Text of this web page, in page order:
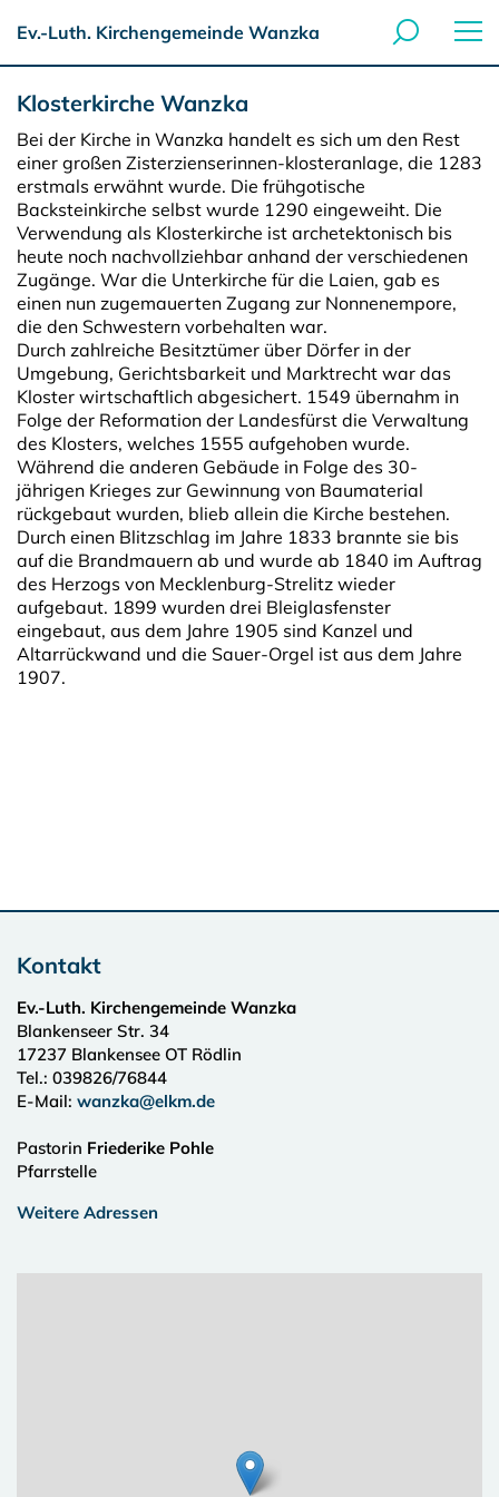
Ev.-Luth. Kirchengemeinde Wanzka
Klosterkirche Wanzka
Bei der Kirche in Wanzka handelt es sich um den Rest
einer großen Zisterzienserinnen-klosteranlage, die 1283
erstmals erwähnt wurde. Die frühgotische
Backsteinkirche selbst wurde 1290 eingeweiht. Die
Verwendung als Klosterkirche ist archetektonisch bis
heute noch nachvollziehbar anhand der verschiedenen
Zugänge. War die Unterkirche für die Laien, gab es
einen nun zugemauerten Zugang zur Nonnenempore,
die den Schwestern vorbehalten war.
Durch zahlreiche Besitztümer über Dörfer in der
Umgebung, Gerichtsbarkeit und Marktrecht war das
Kloster wirtschaftlich abgesichert. 1549 übernahm in
Folge der Reformation der Landesfürst die Verwaltung
des Klosters, welches 1555 aufgehoben wurde.
Während die anderen Gebäude in Folge des 30-
jährigen Krieges zur Gewinnung von Baumaterial
rückgebaut wurden, blieb allein die Kirche bestehen.
Durch einen Blitzschlag im Jahre 1833 brannte sie bis
auf die Brandmauern ab und wurde ab 1840 im Auftrag
des Herzogs von Mecklenburg-Strelitz wieder
aufgebaut. 1899 wurden drei Bleiglasfenster
eingebaut, aus dem Jahre 1905 sind Kanzel und
Altarrückwand und die Sauer-Orgel ist aus dem Jahre
1907.
Kontakt
Ev.-Luth. Kirchengemeinde Wanzka
Blankenseer Str. 34
17237 Blankensee OT Rödlin
Tel.: 039826/76844
E-Mail: wanzka@elkm.de
Pastorin Friederike Pohle
Pfarrstelle
Weitere Adressen